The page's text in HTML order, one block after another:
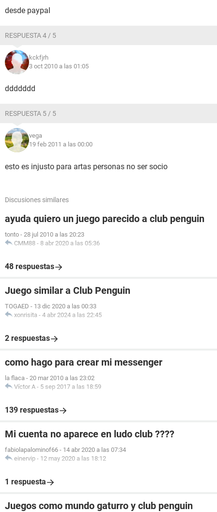
desde paypal
RESPUESTA 4 / 5
kckfjrh
3 oct 2010 a las 01:05
ddddddd
RESPUESTA 5 / 5
vega
19 feb 2011 a las 00:00
esto es injusto para artas personas no ser socio
Discusiones similares
ayuda quiero un juego parecido a club penguin
tonto - 28 jul 2010 a las 20:23
CMM88 - 8 abr 2020 a las 05:36
48 respuestas
Juego similar a Club Penguin
TOGAED - 13 dic 2020 a las 00:33
xonrisita - 4 abr 2024 a las 22:45
2 respuestas
como hago para crear mi messenger
la flaca - 20 mar 2010 a las 23:02
Víctor A - 5 sep 2017 a las 18:59
139 respuestas
Mi cuenta no aparece en ludo club ????
fabiolapalominof66 - 14 abr 2020 a las 07:34
einervip - 12 may 2020 a las 18:12
1 respuesta
Juegos como mundo gaturro y club penguin